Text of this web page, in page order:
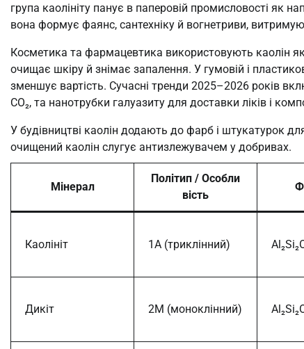
група каолініту панує в паперовій промисловості як
вона формує фаянс, сантехніку й вогнетриви,
Косметика та фармацевтика використовують каолін
очищає шкіру й знімає запалення. У гумовій і
зменшує вартість. Сучасні тренди 2025–2026 років
CO₂, та нанотрубки галуазиту для доставки ліків і
У будівництві каолін додають до фарб і штукатурок
очищений каолін слугує антизлежувачем у добривах.
Мінерал
Політип / Особли
вість
Каолініт 1A (триклінний)
Дикіт 2M (моноклінний)